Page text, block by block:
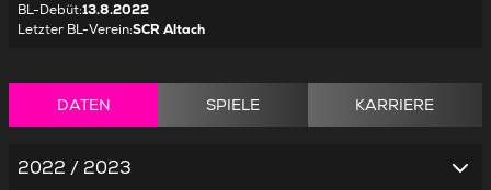
BL-Debüt:13.8.2022
Letzter BL-Verein:SCR Altach
DATEN SPIELE KARRIERE
2022 / 2023